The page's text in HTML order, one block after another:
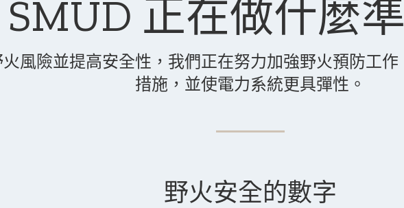
SMUD 正在做什麼
風險並提高安全性，我們正在努力加強野火預防工
措施，並使電力系統更具彈性。
野火安全的數字